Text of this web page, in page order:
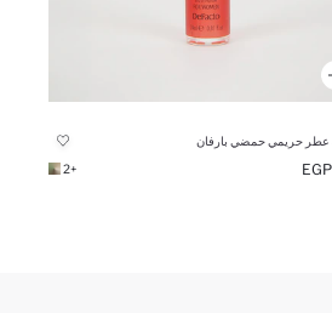
عطر حريمي حمضي بارفان
+2